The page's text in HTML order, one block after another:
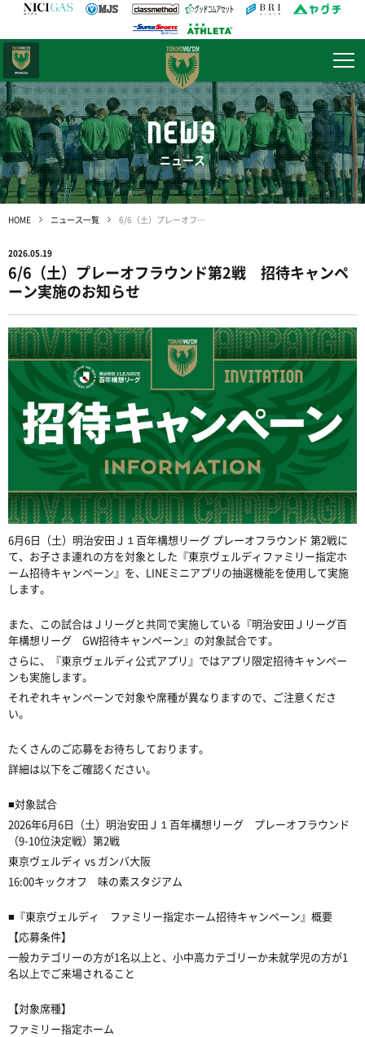
NEWS
ニュース
HOME ニュース一覧 6/6（土）プレーオフラウンド第2戦 招待キャンペーン実施のお知らせ
2026.05.19
6/6（土）プレーオフラウンド第2戦 招待キャンペ
ーン実施のお知らせ
6月6日（土）明治安田Ｊ１百年構想リーグ プレーオフラウンド 第2戦に
て、お子さま連れの方を対象とした『東京ヴェルディファミリー指定ホ
ーム招待キャンペーン』を、LINEミニアプリの抽選機能を使用して実施
します。
また、この試合はＪリーグと共同で実施している『明治安田Ｊリーグ百
年構想リーグ GW招待キャンペーン』の対象試合です。
さらに、『東京ヴェルディ公式アプリ』ではアプリ限定招待キャンペー
ンも実施します。
それぞれキャンペーンで対象や席種が異なりますので、ご注意くださ
い。
たくさんのご応募をお待ちしております。
詳細は以下をご確認ください。
■対象試合
2026年6月6日（土）明治安田Ｊ１百年構想リーグ プレーオフラウンド
（9-10位決定戦） 第2戦
東京ヴェルディ vs ガンバ大阪
16:00キックオフ 味の素スタジアム
■『東京ヴェルディ ファミリー指定ホーム招待キャンペーン』概要
【応募条件】
一般カテゴリーの方が1名以上と、小中高カテゴリーか未就学児の方が1
名以上でご来場されること
【対象席種】
ファミリー指定ホーム